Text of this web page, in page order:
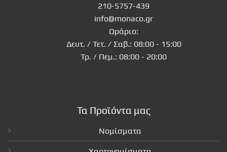
210-5757-439
info@monaco.gr
Ωράριο:
Δευτ. / Τετ. / Σαβ.: 08:00 - 15:00
Τρ. / Πεμ.: 08:00 - 20:00
Τα Προϊόντα μας
Νομίσματα